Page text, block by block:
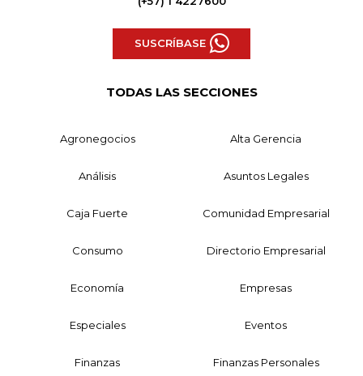
SUSCRÍBASE
TODAS LAS SECCIONES
Agronegocios Alta Gerencia
Análisis Asuntos Legales
Caja Fuerte Comunidad Empresarial
Consumo Directorio Empresarial
Economía Empresas
Especiales Eventos
Finanzas Finanzas Personales